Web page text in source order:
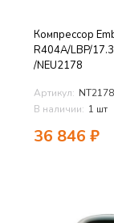
Компрессор
R404A/LBP/
/NEU2178
Артикул:
В наличии: 1 шт
36 846 ₽